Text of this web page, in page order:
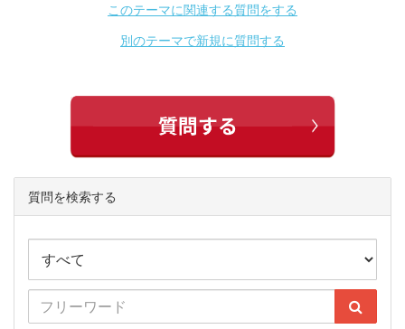
このテーマに関連する質問をする
別のテーマで新規に質問する
質問を検索する